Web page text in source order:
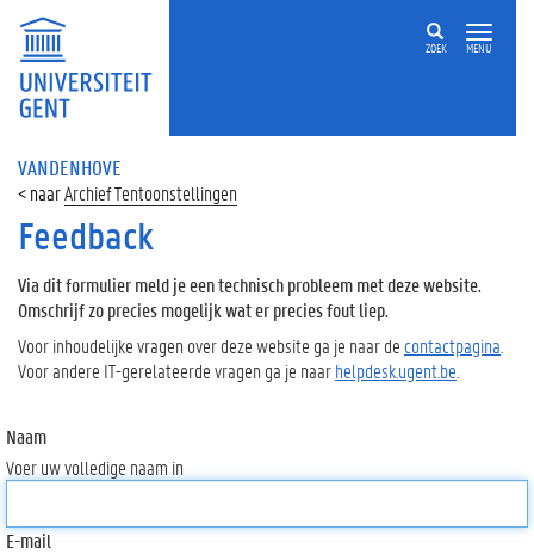
ZOEK MENU
VANDENHOVE
Archief Tentoonstellingen
Feedback
Via dit formulier meld je een technisch probleem met deze website.
Omschrijf zo precies mogelijk wat er precies fout liep.
Voor inhoudelijke vragen over deze website ga je naar de contactpagina
Voor andere IT-gerelateerde vragen ga je naarhelpdesk.ugent.be
Naam
Voer uw volledige naam in
E-mail